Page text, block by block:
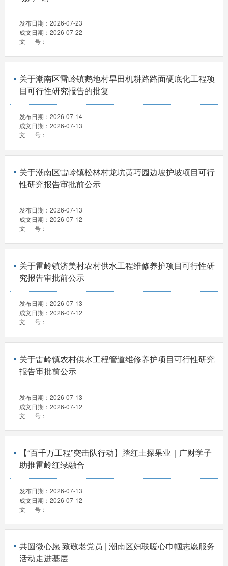
发布日期： 2026-07-23
成文日期： 2026-07-22
文 号：
关于潮南区雷岭镇鹅地村旱田机耕路路面硬底化工程项
目可行性研究报告的批复
发布日期： 2026-07-14
成文日期： 2026-07-13
文 号：
关于潮南区雷岭镇松林村龙坑黄巧园边坡护坡项目可行
性研究报告审批前公示
发布日期： 2026-07-13
成文日期： 2026-07-12
文 号：
关于雷岭镇济美村农村供水工程维修养护项目可行性研
究报告审批前公示
发布日期： 2026-07-13
成文日期： 2026-07-12
文 号：
关于雷岭镇农村供水工程管道维修养护项目可行性研究
报告审批前公示
发布日期： 2026-07-13
成文日期： 2026-07-12
文 号：
【“百千万工程”突击队行动】踏红土探果业｜广财学子
助推雷岭红绿融合
发布日期： 2026-07-13
成文日期： 2026-07-12
文 号：
共圆微心愿 致敬老党员 | 潮南区妇联暖心巾帼志愿服务
活动走进基层